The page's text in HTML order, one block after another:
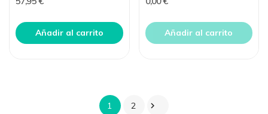
Añadir al carrito Añadir al carrito
1 2 